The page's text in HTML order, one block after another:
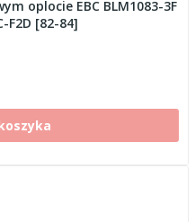
oplocie EBC BLM1083-3F
F2D [82-84]